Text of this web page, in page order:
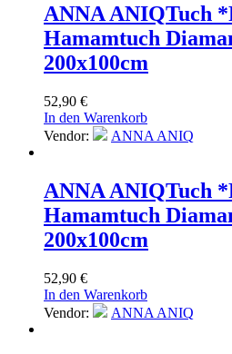
ANNA ANIQTuch
Hamamtuch
200x100cm
52,90 €
In den Warenkorb
Vendor:
ANNA ANIQ
ANNA ANIQTuch
Hamamtuch
200x100cm
52,90 €
In den Warenkorb
Vendor:
ANNA ANIQ